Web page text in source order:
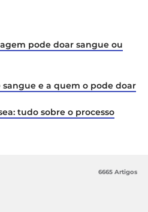
pode doar sangue ou
e a quem o pode doar
tudo sobre o processo
6665 Artigos